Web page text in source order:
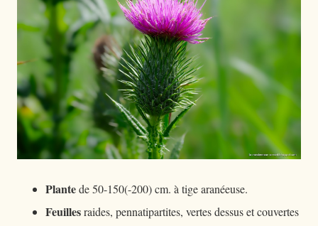
Plantede 50-150(-200) cm. à tige aranéeuse.
Feuillesraides, pennatipartites, vertes dessus et couvertes